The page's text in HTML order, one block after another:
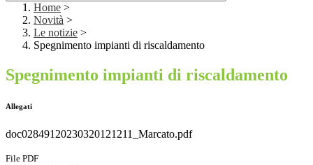
Home >
Novità >
Le notizie >
Spegnimento impianti di riscaldamento
Spegnimento impianti di riscaldamento
Allegati
doc02849120230320121211_Marcato.pdf
File PDF